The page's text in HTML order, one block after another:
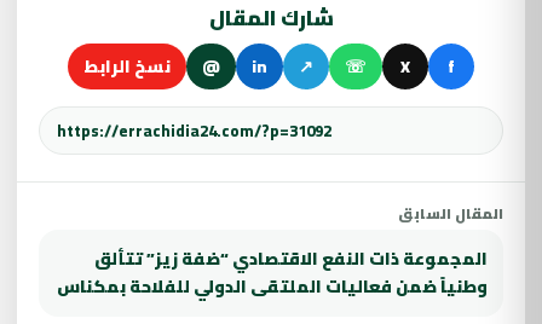
شارك المقال
f
X
☏
↗
in
@ نسخ الرابط
المقال السابق
المجموعة ذات النفع الاقتصادي “ضفة زيز” تتألق
وطنياً ضمن فعاليات الملتقى الدولي للفلاحة بمكناس